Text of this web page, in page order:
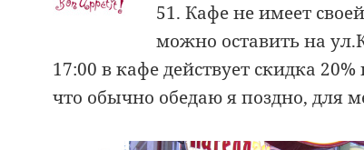
51. Кафе не имеет
можно оставить на
17:00 в кафе действует скидка
что обычно обедаю я поздно, для